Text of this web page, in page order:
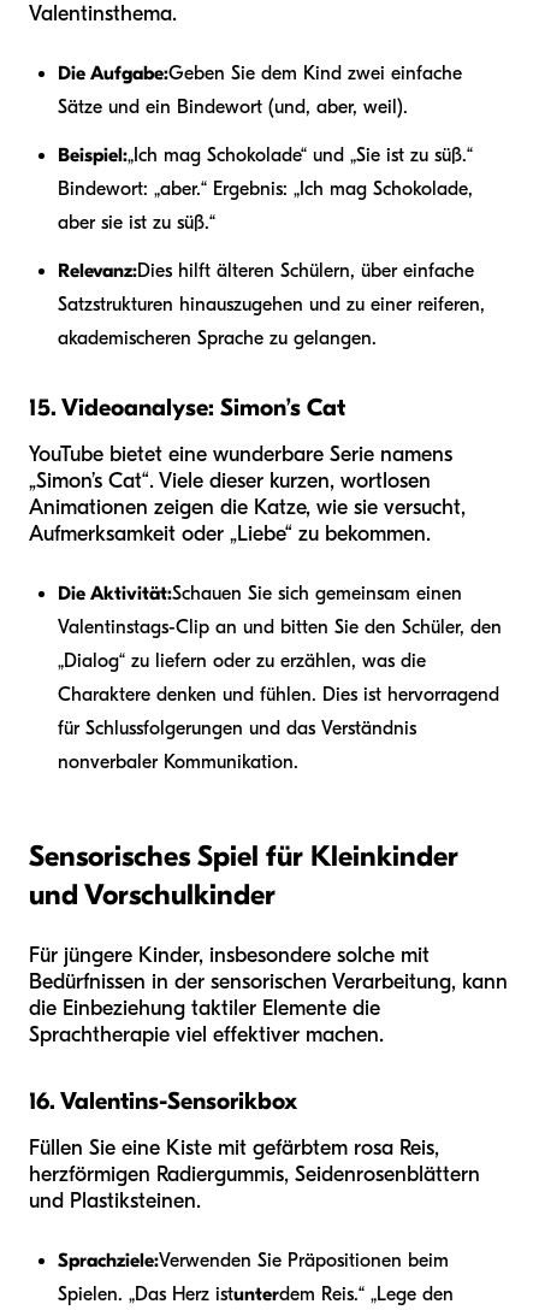
Valentinsthema.
Die Aufgabe:Geben Sie dem Kind zwei einfache
Sätze und ein Bindewort (und, aber, weil).
Beispiel:„Ich mag Schokolade“ und „Sie ist zu süß.“
Bindewort: „aber.“ Ergebnis: „Ich mag Schokolade,
aber sie ist zu süß.“
Relevanz:Dies hilft älteren Schülern, über einfache
Satzstrukturen hinauszugehen und zu einer reiferen,
akademischeren Sprache zu gelangen.
15. Videoanalyse: Simon’s Cat
YouTube bietet eine wunderbare Serie namens
„Simon’s Cat“. Viele dieser kurzen, wortlosen
Animationen zeigen die Katze, wie sie versucht,
Aufmerksamkeit oder „Liebe“ zu bekommen.
Die Aktivität:Schauen Sie sich gemeinsam einen
Valentinstags-Clip an und bitten Sie den Schüler, den
„Dialog“ zu liefern oder zu erzählen, was die
Charaktere denken und fühlen. Dies ist hervorragend
für Schlussfolgerungen und das Verständnis
nonverbaler Kommunikation.
Sensorisches Spiel für Kleinkinder
und Vorschulkinder
Für jüngere Kinder, insbesondere solche mit
Bedürfnissen in der sensorischen Verarbeitung, kann
die Einbeziehung taktiler Elemente die
Sprachtherapie viel effektiver machen.
16. Valentins-Sensorikbox
Füllen Sie eine Kiste mit gefärbtem rosa Reis,
herzförmigen Radiergummis, Seidenrosenblättern
und Plastiksteinen.
Sprachziele:Verwenden Sie Präpositionen beim
Spielen. „Das Herz istunterdem Reis.“ „Lege den